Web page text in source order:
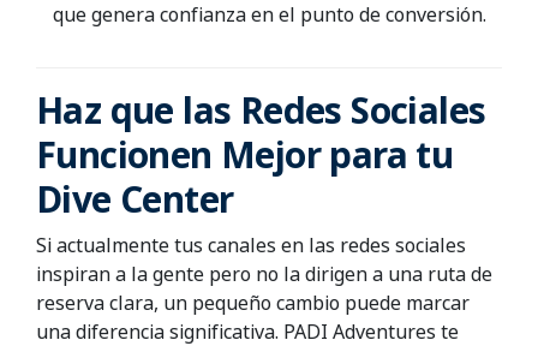
que genera confianza en el punto de conversión.
Haz que las Redes Sociales
Funcionen Mejor para tu
Dive Center
Si actualmente tus canales en las redes sociales
inspiran a la gente pero no la dirigen a una ruta de
reserva clara, un pequeño cambio puede marcar
una diferencia significativa. PADI Adventures te